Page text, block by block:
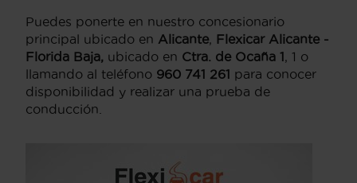
Puedes ponerte en nuestro concesionario
principal ubicado en Alicante Flexicar Alicante -
Florida Baja, ubicado en Ctra. de Ocaña 1 , 1 o
llamando al teléfono 960 741 261 para conocer
disponibilidad y realizar una prueba de
conducción.